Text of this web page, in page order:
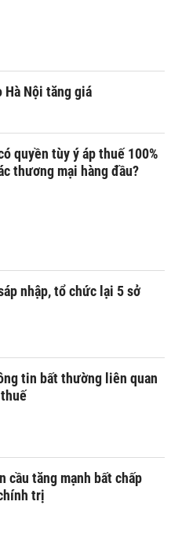
Hà Nội tăng giá
quyền tùy ý áp thuế 100%
thương mại hàng đầu?
nhập, tổ chức lại 5 sở
tin bất thường liên quan
cầu tăng mạnh bất chấp
trị